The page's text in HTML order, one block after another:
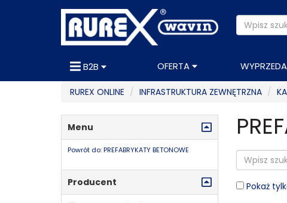
B2B OFERTA
RUREX ONLINE INFRASTRUKTURA ZEWNĘTRZNA
Pokaż
Menu
Powrót do: PREFABRYKATY BETONOWE
Producent